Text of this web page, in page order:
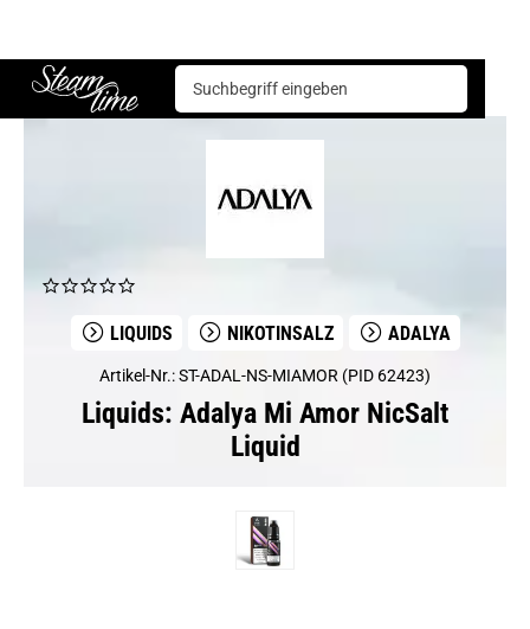
Steam time
Liquids Adalya Mi Amor NicSalt Liquid
LIQUIDS NIKOTINSALZ ADALYA
Artikel-Nr.: ST-ADAL-NS-MIAMOR (PID 62423)
Liquids: Adalya Mi Amor NicSalt
Liquid